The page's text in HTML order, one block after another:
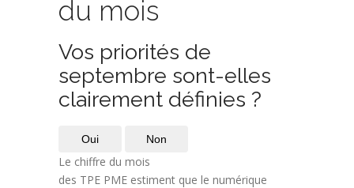
du mois
Vos priorités de
septembre sont-elles
clairement définies ?
Oui Non
Le chiffre du mois
des TPE PME estiment que le numérique